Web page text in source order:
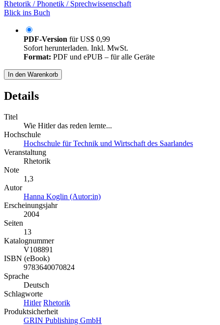
Rhetorik / Phonetik / Sprechwissenschaft
Blick ins Buch
PDF-Version fürUS$ 0,99
Sofort herunterladen. Inkl. MwSt.
Format: PDF und ePUB – für alle Geräte
In den Warenkorb
Details
Titel
Wie Hitler das reden lernte...
Hochschule
Hochschule für Technik und Wirtschaft des Saarlandes
Veranstaltung
Rhetorik
Note
1,3
Autor
Hanna Koglin (Autor:in)
Erscheinungsjahr
2004
Seiten
13
Katalognummer
V108891
ISBN (eBook)
9783640070824
Sprache
Deutsch
Schlagworte
Hitler Rhetorik
Produktsicherheit
GRIN Publishing GmbH